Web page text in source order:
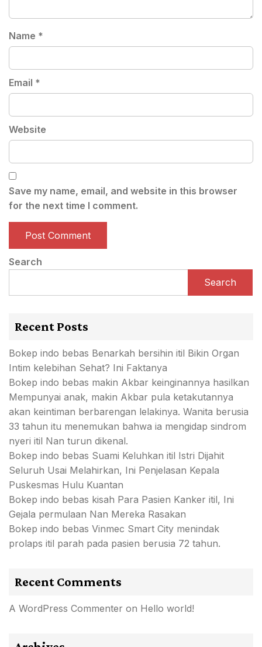
Name *
Email *
Website
Save my name, email, and website in this browser
for the next time I comment.
Search
Search
Recent Posts
Bokep indo bebas Benarkah bersihin itil Bikin Organ
Intim kelebihan Sehat? Ini Faktanya
Bokep indo bebas makin Akbar keinginannya hasilkan
Mempunyai anak, makin Akbar pula ketakutannya
akan keintiman berbarengan lelakinya. Wanita berusia
33 tahun itu menemukan bahwa ia mengidap sindrom
nyeri itil Nan turun dikenal.
Bokep indo bebas Suami Keluhkan itil Istri Dijahit
Seluruh Usai Melahirkan, Ini Penjelasan Kepala
Puskesmas Hulu Kuantan
Bokep indo bebas kisah Para Pasien Kanker itil, Ini
Gejala permulaan Nan Mereka Rasakan
Bokep indo bebas Vinmec Smart City menindak
prolaps itil parah pada pasien berusia 72 tahun.
Recent Comments
A WordPress Commenter on Hello world!